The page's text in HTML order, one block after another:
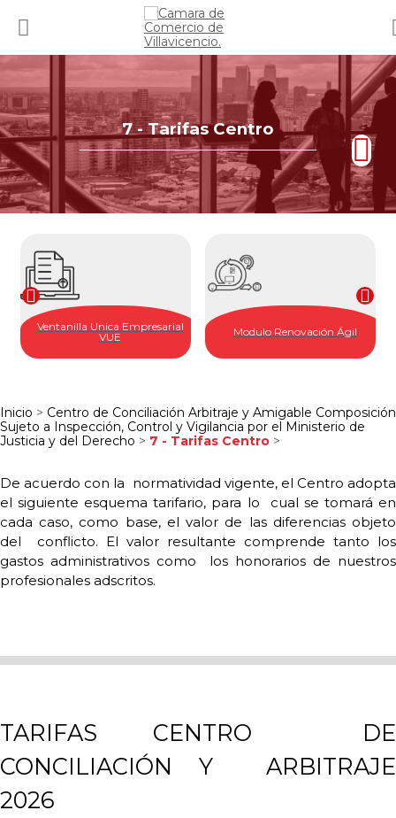
Ventanilla Unica Empresarial
VUE
Modulo Renovación Ágil
Inicio > Centro de Conciliación Arbitraje y Amigable Composición
Sujeto a Inspección, Control y Vigilancia por el Ministerio de
Justicia y del Derecho > 7 - Tarifas Centro >
7 - Tarifas Centro
De acuerdo con la normatividad vigente, el Centro adopta
el siguiente esquema tarifario, para lo
cual se tomará en
cada caso, como base, el valor de las diferencias objeto
del
conflicto. El valor resultante comprende tanto los
gastos administrativos como
los honorarios de nuestros
profesionales adscritos.
TARIFAS CENTRO
DE
CONCILIACIÓN Y
ARBITRAJE
2026